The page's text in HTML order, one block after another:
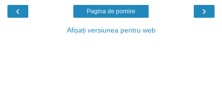
‹ ›
Pagina de pornire
Afișați versiunea pentru web